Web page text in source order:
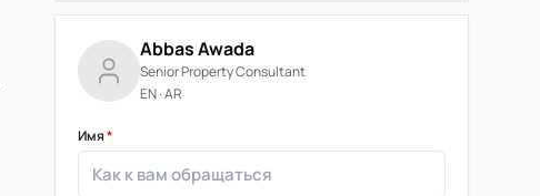
Abbas Awada
Senior Property Consultant
EN · AR
Имя*